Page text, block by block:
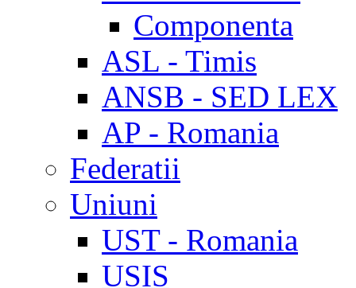
Componenta
ASL - Timis
ANSB - SED LEX
AP - Romania
Federatii
Uniuni
UST - Romania
USIS